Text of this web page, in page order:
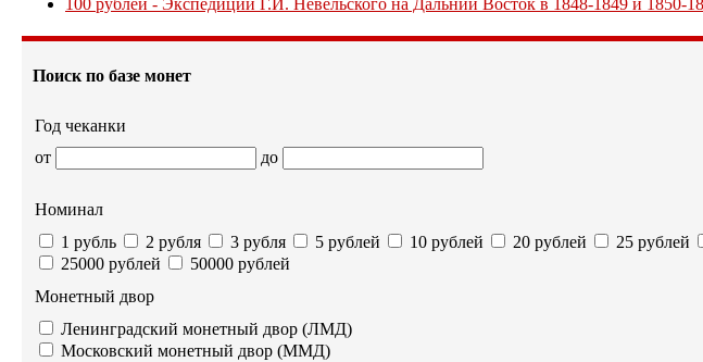
100 рублей - Экспедиции Г.И. Невельского на Дальний Восток в 1848-1849 и 1850-
Поиск по базе монет
Год чеканки
от
до
Номинал
1 рубль
2 рубля 3 рубля 5 рублей 10 рублей 20 рублей 25 рублей
25000 рублей
50000 рублей
Монетный двор
Ленинградский монетный двор (ЛМД)
Московский монетный двор (ММД)